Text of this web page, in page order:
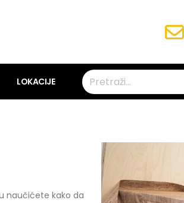
LOKACIJE
naučićete kako da